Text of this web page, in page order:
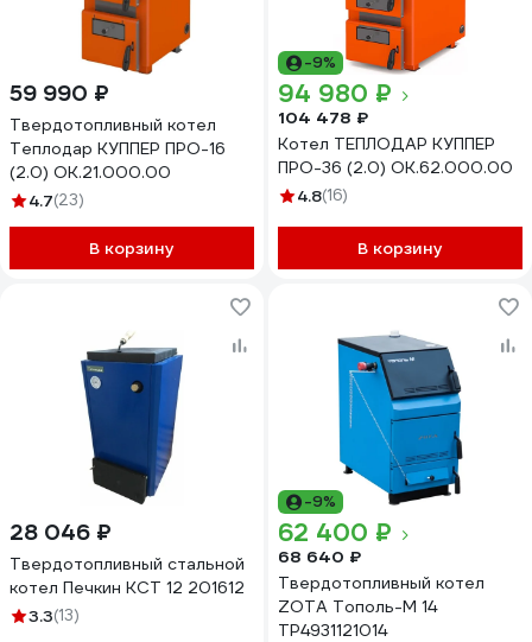
59 990 ₽
Твердотопливный котел
Теплодар КУППЕР ПРО-16
(2.0) ОК.21.000.00
4.7(23)
В корзину
-9%
94 980 ₽
104 478 ₽
Котел ТЕПЛОДАР КУППЕР
ПРО-36 (2.0) ОК.62.000.00
4.8(16)
В корзину
28 046 ₽
Твердотопливный стальной
котел Печкин КСТ 12 201612
3.3(13)
-9%
62 400 ₽
68 640 ₽
Твердотопливный котел
ZOTA Тополь-М 14
TP4931121014